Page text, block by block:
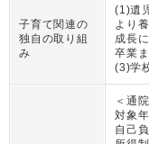
子育て関連の
独自の取り組
み
(1)遺
より
成長
卒業
(3)学
＜通
対象年
自己負